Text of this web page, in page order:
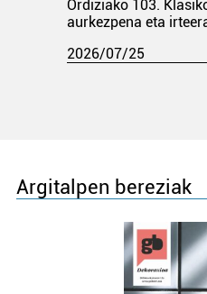
Ordiziako 103.
aurkezpena eta
2026/07/25
Argitalpen bereziak